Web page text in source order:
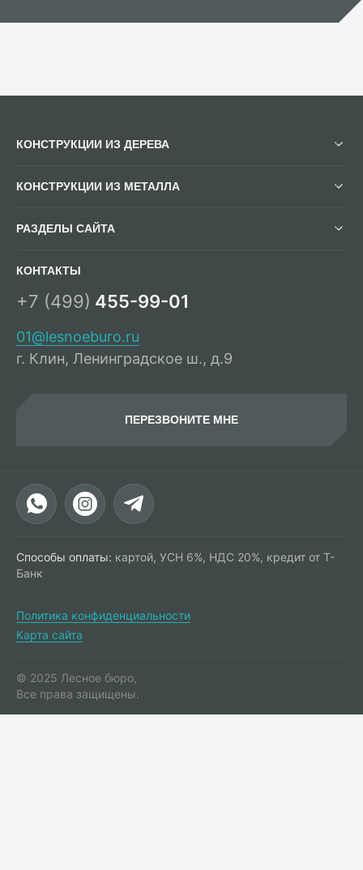
КОНСТРУКЦИИ ИЗ ДЕРЕВА
КОНСТРУКЦИИ ИЗ МЕТАЛЛА
РАЗДЕЛЫ САЙТА
КОНТАКТЫ
+7 (499) 455-99-01
01@lesnoeburo.ru
г. Клин, Ленинградское ш., д.9
ПЕРЕЗВОНИТЕ МНЕ
© 2025 Лесное бюро,
Все права защищены.
Способы оплаты: картой, УСН 6%, НДС 20%, кредит от Т-
Банк
Политика конфиденциальности
Карта сайта